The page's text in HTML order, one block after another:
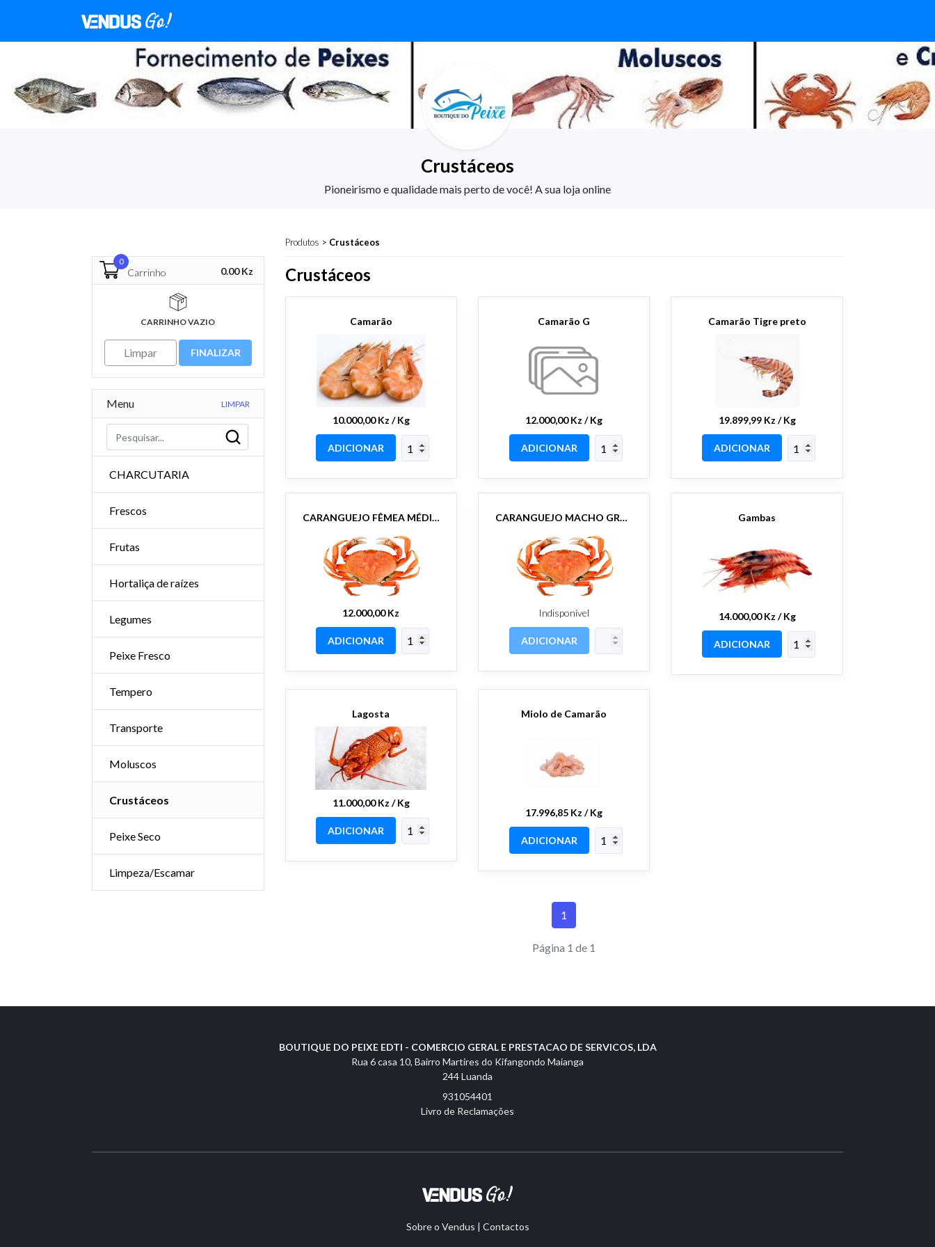
Crustáceos
Pioneirismo e qualidade mais perto de você! A sua loja online
Produtos > Crustáceos
0
Carrinho 0.00 Kz
CARRINHO VAZIO
Limpar FINALIZAR
Menu LIMPAR
CHARCUTARIA
Frescos
Frutas
Hortaliça de raízes
Legumes
Peixe Fresco
Tempero
Transporte
Moluscos
Crustáceos
Peixe Seco
Limpeza/Escamar
Crustáceos
Camarão
10.000,00 Kz / Kg
ADICIONAR
Camarão G
12.000,00 Kz / Kg
ADICIONAR
Camarão Tigre preto
19.899,99 Kz / Kg
ADICIONAR
CARANGUEJO FÊMEA MÉDIOS CX 5kg
12.000,00 Kz
ADICIONAR
CARANGUEJO MACHO GRANDE CX 5kg
Indisponível
ADICIONAR
Gambas
14.000,00 Kz / Kg
ADICIONAR
Lagosta
11.000,00 Kz / Kg
ADICIONAR
Miolo de Camarão
17.996,85 Kz / Kg
ADICIONAR
1
Página 1 de 1
BOUTIQUE DO PEIXE EDTI - COMERCIO GERAL E PRESTACAO DE SERVICOS, LDA
Rua 6 casa 10, Bairro Martires do Kifangondo Maianga
244 Luanda
931054401
Livro de Reclamações
Sobre o Vendus | Contactos